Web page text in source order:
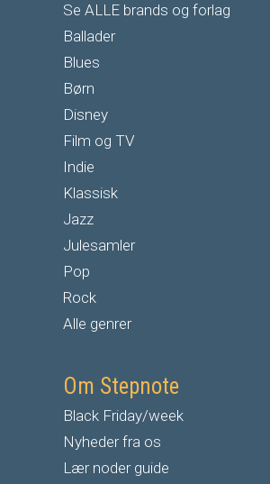
Se ALLE brands og forlag
Ballader
Blues
Børn
Disney
Film og TV
Indie
Klassisk
Jazz
Julesamler
Pop
Rock
Alle genrer
Om Stepnote
Black Friday/week
Nyheder fra os
Lær noder guide